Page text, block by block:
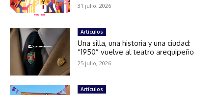
31 julio, 2026
Artículos
Una silla, una historia y una ciudad:
“1950” vuelve al teatro arequipeño
25 julio, 2026
Artículos